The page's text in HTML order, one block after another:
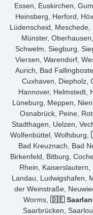
Essen, Euskirchen,
Heinsberg, Herford,
Lüdenscheid,
Münster,
Schwelm, Siegburg,
Viersen, Warendorf,
Aurich, Bad
Cuxhaven, Diepholz,
Hannover, Helmstedt,
Lüneburg, Meppen,
Osnabrück, Peine,
Stadthagen, Uelzen,
Wolfenbüttel, Wolfsburg,
Bad Kreuznach, Bad
Birkenfeld, Bitburg,
Rhein, Kaiserslautern,
Landau, Ludwigshafen,
der Weinstraße,
Worms, 🇩🇪
Saarbrücken,